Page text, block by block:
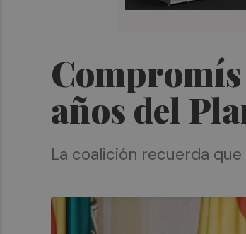
años del
La coalición recuerda